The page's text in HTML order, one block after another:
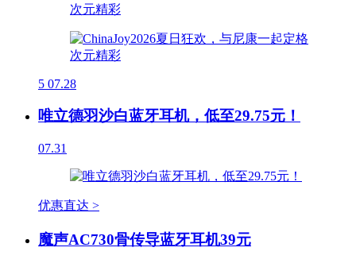
5 07.28
唯立德羽沙白蓝牙耳机，低至29.75元！
07.31
优惠直达 >
魔声AC730骨传导蓝牙耳机39元